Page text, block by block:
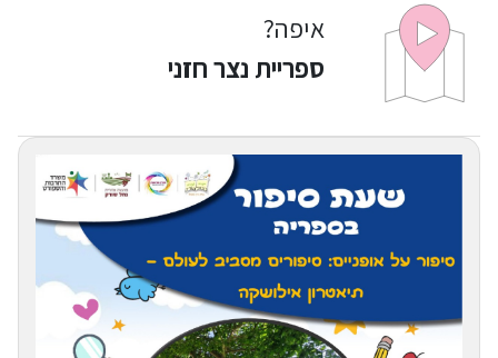
איפה?
ספריית נצר חזני